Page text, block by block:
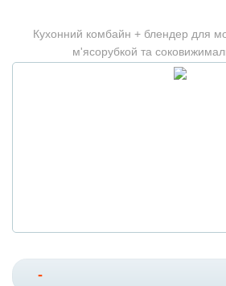
Кухонний комбайн + блендер для
м'ясорубкой та
-